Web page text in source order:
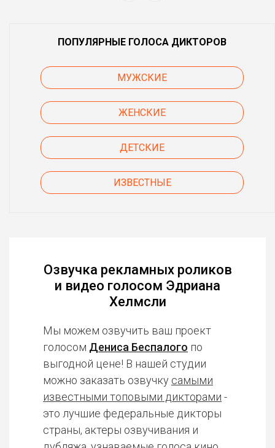
ПОПУЛЯРНЫЕ ГОЛОСА ДИКТОРОВ
МУЖСКИЕ
ЖЕНСКИЕ
ДЕТСКИЕ
ИЗВЕСТНЫЕ
Озвучка рекламных роликов
и видео голосом Эдриана
Хелмсли
Мы можем озвучить ваш проект
голосом Дениса Беспалого по
выгодной цене! В нашей студии
можно заказать озвучку самыми
известными топовыми дикторами -
это лучшие федеральные дикторы
страны, актеры озвучивания и